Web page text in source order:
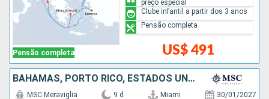
Pensão completa US$ 491
preço especial
Clube infantil a partir dos 3 anos
Pensão completa
BAHAMAS, PORTO RICO, ESTADOS UNIDOS
MSC Meraviglia 9 d Miami 30/01/2027